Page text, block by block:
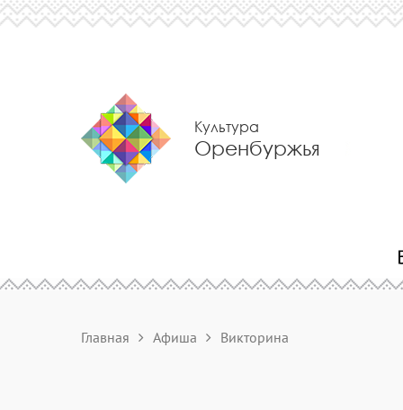
Культура
Оренбуржья
Главная Афиша Викторина